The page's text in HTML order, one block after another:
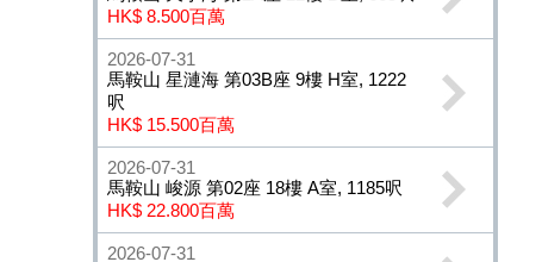
HK$ 8.500百萬
2026-07-31
馬鞍山 星漣海 第03B座 9樓 H室, 1222
呎
HK$ 15.500百萬
2026-07-31
馬鞍山 峻源 第02座 18樓 A室, 1185呎
HK$ 22.800百萬
2026-07-31